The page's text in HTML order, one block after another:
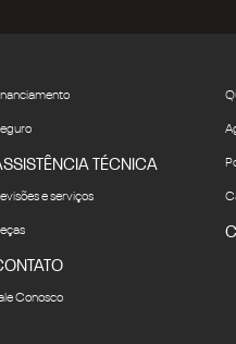
TÉCNICA
e serviços
Conosco